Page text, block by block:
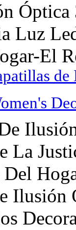
Luz
El
de
La
Ilusión